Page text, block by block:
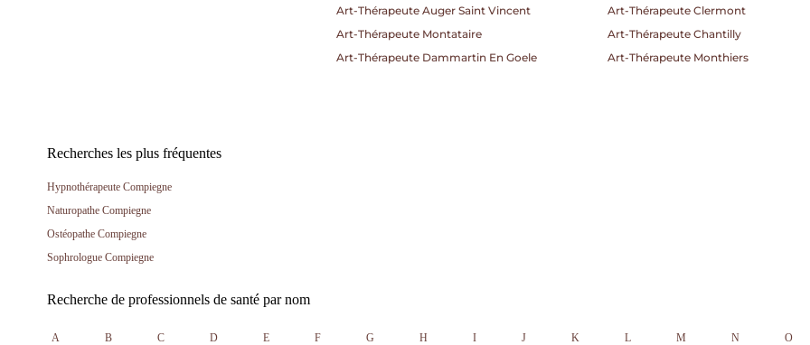
Art-Thérapeute Auger Saint Vincent
Art-Thérapeute Clermont
Art-Thérapeute Montataire
Art-Thérapeute Chantilly
Art-Thérapeute Dammartin En Goele
Art-Thérapeute Monthiers
Recherches les plus fréquentes
Hypnothérapeute Compiegne
Naturopathe Compiegne
Ostéopathe Compiegne
Sophrologue Compiegne
Recherche de professionnels de santé par nom
A B C D E F G H I J K L M N O